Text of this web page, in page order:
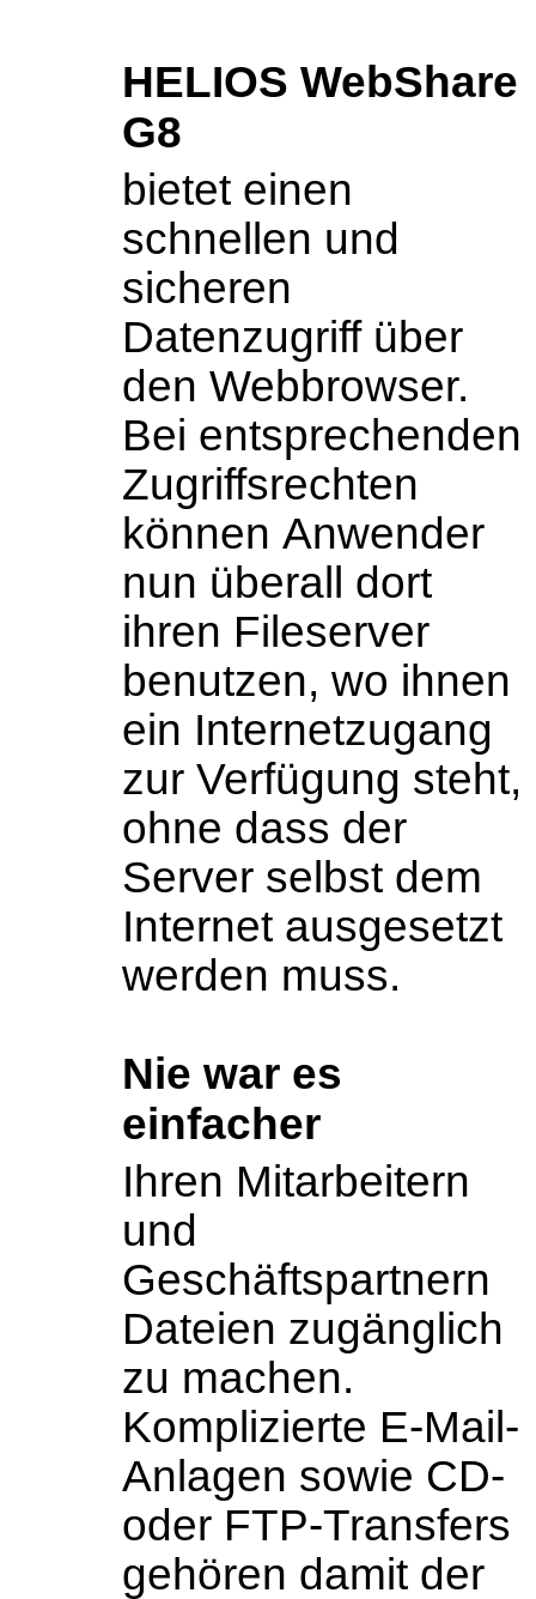
HELIOS WebShare
G8
bietet einen
schnellen und
sicheren
Datenzugriff über
den Webbrowser.
Bei entsprechenden
Zugriffsrechten
können Anwender
nun überall dort
ihren Fileserver
benutzen, wo ihnen
ein Internetzugang
zur Verfügung steht,
ohne dass der
Server selbst dem
Internet ausgesetzt
werden muss.
Nie war es
einfacher
Ihren Mitarbeitern
und
Geschäftspartnern
Dateien zugänglich
zu machen.
Komplizierte E-Mail-
Anlagen sowie CD-
oder FTP-Transfers
gehören damit der